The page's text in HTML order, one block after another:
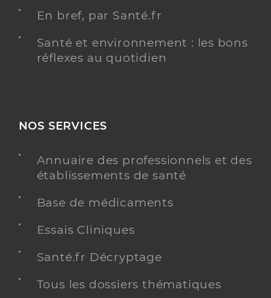
En bref, par Santé.fr
Santé et environnement : les bons
réflexes au quotidien
NOS SERVICES
Annuaire des professionnels et des
établissements de santé
Base de médicaments
Essais Cliniques
Santé.fr Décryptage
Tous les dossiers thématiques